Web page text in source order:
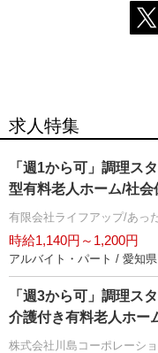
求人特集
「週1から可」調理ス
型有料老人ホーム/社会
有限会社ライフアップ/あっ
時給1,140円～1,200円
アルバイト・パート / 愛知県
「週3から可」調理ス
介護付き有料老人ホー
株式会社川島コーポレーシ